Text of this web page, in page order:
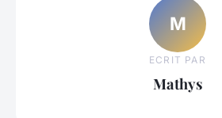
M
ECRIT PAR
Mathys